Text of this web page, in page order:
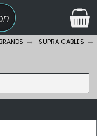
SUPRA CABLES